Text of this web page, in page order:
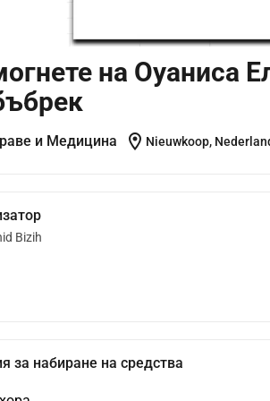
на Оуаниса
и Медицина location_on Nieuwkoop,
Bizih
за набиране на средства